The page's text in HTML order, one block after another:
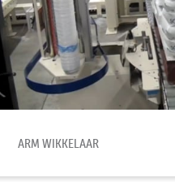
ARM WIKKELAAR